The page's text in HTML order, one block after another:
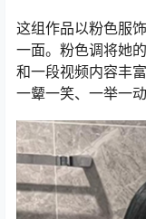
这组作品以粉色服
一面。粉色调将她
和一段视频内容丰
一颦一笑、一举一